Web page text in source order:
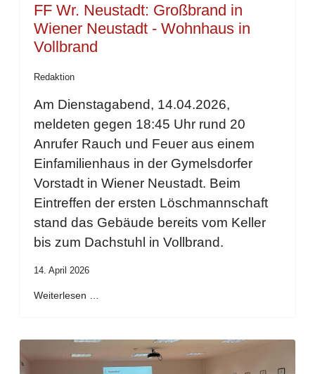
FF Wr. Neustadt: Großbrand in
Wiener Neustadt - Wohnhaus in
Vollbrand
Redaktion
Am Dienstagabend, 14.04.2026,
meldeten gegen 18:45 Uhr rund 20
Anrufer Rauch und Feuer aus einem
Einfamilienhaus in der Gymelsdorfer
Vorstadt in Wiener Neustadt. Beim
Eintreffen der ersten Löschmannschaft
stand das Gebäude bereits vom Keller
bis zum Dachstuhl in Vollbrand.
14. April 2026
Weiterlesen …